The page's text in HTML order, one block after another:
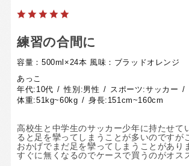
練習の合間に
容量：500ml×24本 風味：ブラッドオレンジ
あっこ
年代: 10代 性別:男性 スポーツ:サッカー
体重:51kg~60kg 身長: 151cm~160cm
高校生と中学生のサッカー少年に持たせて
ると足を攣ってしまうことが多いのですが
おかげでまだ足を攣ってしまうことがあり
すぐに無くなるのでケースで買うのがオス